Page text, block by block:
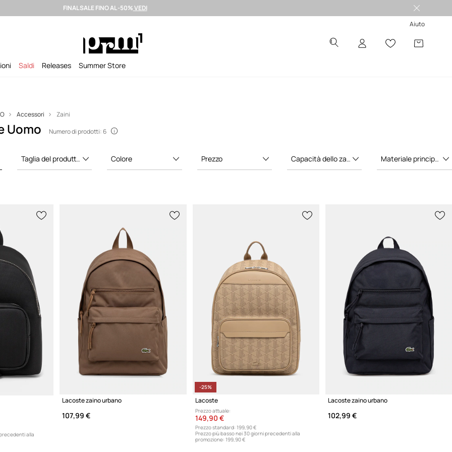
Brand premium selezionati >
FINAL SALE FINO AL -50%VEDI
Aiuto
Saldi Releases Summer Store
Accessori Zaini
Uomo Numero di prodotti: 6
Taglia del produttore Colore Prezzo Capacità dello zaino Materiale principale
alla
Lacoste zaino urbano
107,99 €
-25%
Lacoste
Prezzo attuale:
149,90 €
Prezzo standard: 199,90 €
Prezzo più basso nei 30 giorni precedenti alla
promozione: 199,90 €
Lacoste zaino urbano
102,99 €